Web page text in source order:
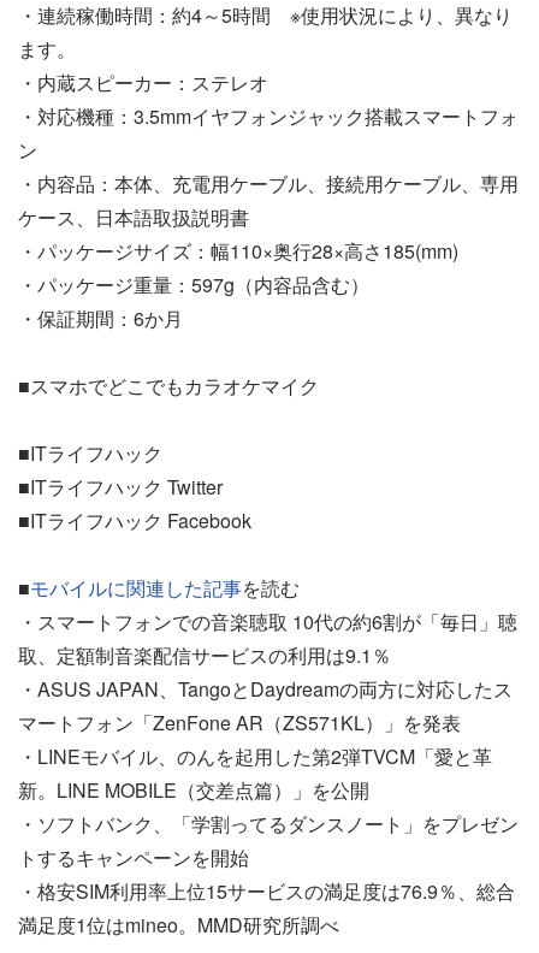
・連続稼働時間：約4～5時間 ※使用状況により、異なり
ます。
・内蔵スピーカー：ステレオ
・対応機種：3.5mmイヤフォンジャック搭載スマートフォ
ン
・内容品：本体、充電用ケーブル、接続用ケーブル、専用
ケース、日本語取扱説明書
・パッケージサイズ：幅110×奥行28×高さ185(mm)
・パッケージ重量：597g（内容品含む）
・保証期間：6か月
■スマホでどこでもカラオケマイク
■ITライフハック
■ITライフハック Twitter
■ITライフハック Facebook
■モバイルに関連した記事を読む
・スマートフォンでの音楽聴取 10代の約6割が「毎日」聴
取、定額制音楽配信サービスの利用は9.1％
・ASUS JAPAN、TangoとDaydreamの両方に対応したス
マートフォン「ZenFone AR（ZS571KL）」を発表
・LINEモバイル、のんを起用した第2弾TVCM「愛と革
新。LINE MOBILE（交差点篇）」を公開
・ソフトバンク、「学割ってるダンスノート」をプレゼン
トするキャンペーンを開始
・格安SIM利用率上位15サービスの満足度は76.9％、総合
満足度1位はmineo。MMD研究所調べ